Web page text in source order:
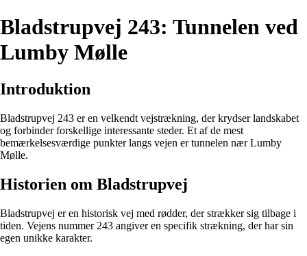
Bladstrupvej 243: Tunnelen ved
Lumby Mølle
Introduktion
Bladstrupvej 243 er en velkendt vejstrækning, der krydser landskabet
og forbinder forskellige interessante steder. Et af de mest
bemærkelsesværdige punkter langs vejen er tunnelen nær Lumby
Mølle.
Historien om Bladstrupvej
Bladstrupvej er en historisk vej med rødder, der strækker sig tilbage i
tiden. Vejens nummer 243 angiver en specifik strækning, der har sin
egen unikke karakter.